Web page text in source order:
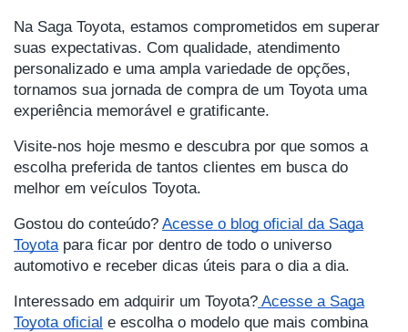
Na Saga Toyota, estamos comprometidos em superar
suas expectativas. Com qualidade, atendimento
personalizado e uma ampla variedade de opções,
tornamos sua jornada de compra de um Toyota uma
experiência memorável e gratificante.
Visite-nos hoje mesmo e descubra por que somos a
escolha preferida de tantos clientes em busca do
melhor em veículos Toyota.
Gostou do conteúdo? Acesse o blog oficial da Saga
Toyota para ficar por dentro de todo o universo
automotivo e receber dicas úteis para o dia a dia.
Interessado em adquirir um Toyota? Acesse a Saga
Toyota oficial e escolha o modelo que mais combina